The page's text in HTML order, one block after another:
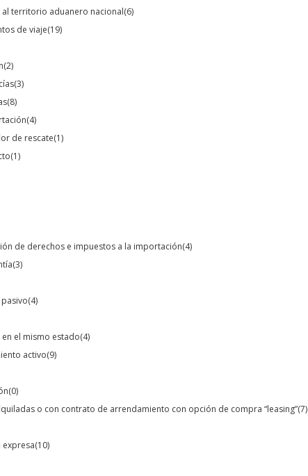
al territorio aduanero nacional(6)
de viaje(19)
(2)
(3)
(8)
(4)
de rescate(1)
(1)
de derechos e impuestos a la importación(4)
(3)
(4)
el mismo estado(4)
activo(9)
(0)
o con contrato de arrendamiento con opción de compra “leasing”(7)
expresa(10)